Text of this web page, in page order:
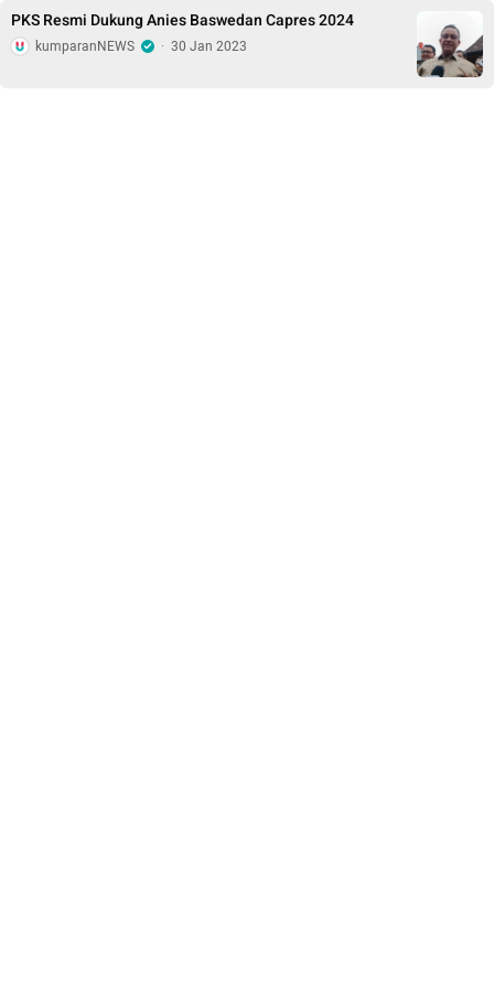
PKS Resmi Dukung Anies Baswedan Capres 2024
kumparanNEWS · 30 Jan 2023